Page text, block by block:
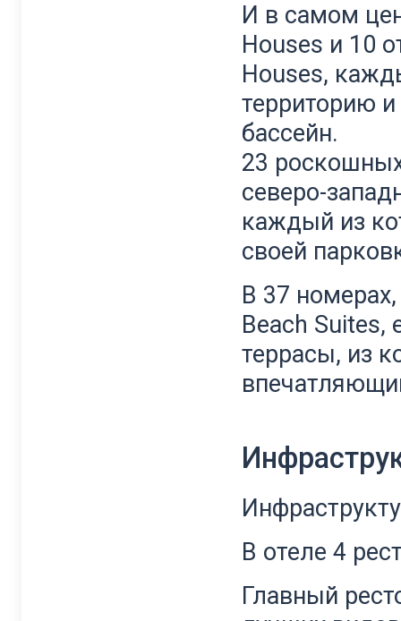
И в самом
Houses и 10
Houses,
территорию
бассейн.
23
северо-
каждый из
своей
В 37
Beach
террасы, из
В отеле 4
Главный